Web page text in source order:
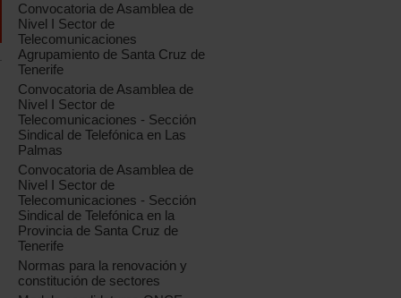
Convocatoria de Asamblea de
Nivel I Sector de
Telecomunicaciones
Agrupamiento de Santa Cruz de
Tenerife
Convocatoria de Asamblea de
Nivel I Sector de
Telecomunicaciones - Sección
Sindical de Telefónica en Las
Palmas
Convocatoria de Asamblea de
Nivel I Sector de
Telecomunicaciones - Sección
Sindical de Telefónica en la
Provincia de Santa Cruz de
Tenerife
Normas para la renovación y
constitución de sectores